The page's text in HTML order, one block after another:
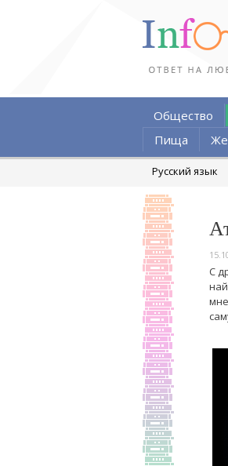
Общество
Пища
Русский язык
С